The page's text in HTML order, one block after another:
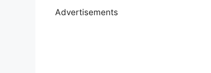
Advertisements